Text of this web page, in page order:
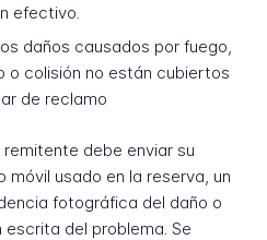
efectivo.
daños causados por fuego,
o colisión no están cubiertos
de reclamo
debe enviar su
móvil usado en la reserva, un
fotográfica del daño o
del problema. Se